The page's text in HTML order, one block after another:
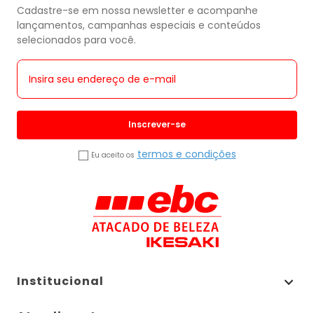
Cadastre-se em nossa newsletter e acompanhe
lançamentos, campanhas especiais e conteúdos
selecionados para você.
Inscrever-se
Eu aceito os termos e condições
Institucional